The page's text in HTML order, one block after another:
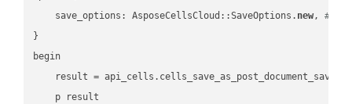
    save_options: AsposeCellsCloud::SaveOptions.
new, #
}
begin
result =
    p result